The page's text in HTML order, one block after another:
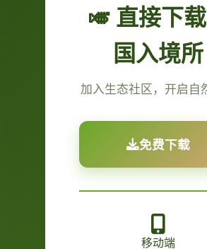
🎺 直接下
国入境所
加入生态社区，开启自
免费下载
移动端